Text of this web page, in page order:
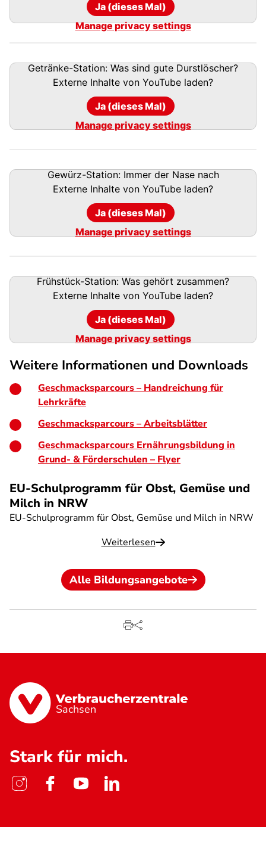
Ja (dieses Mal)
Manage privacy settings
Getränke-Station: Was sind gute Durstlöscher?
Externe Inhalte von YouTube laden?
Ja (dieses Mal)
Manage privacy settings
Gewürz-Station: Immer der Nase nach
Externe Inhalte von YouTube laden?
Ja (dieses Mal)
Manage privacy settings
Frühstück-Station: Was gehört zusammen?
Externe Inhalte von YouTube laden?
Ja (dieses Mal)
Manage privacy settings
Weitere Informationen und Downloads
Geschmacksparcours – Handreichung für
Lehrkräfte
Geschmacksparcours – Arbeitsblätter
Geschmacksparcours Ernährungsbildung in
Grund- & Förderschulen – Flyer
EU-Schulprogramm für Obst, Gemüse und
Milch in NRW
EU-Schulprogramm für Obst, Gemüse und Milch in NRW
Weiterlesen
Alle Bildungsangebote
Sachsen
Stark für mich.